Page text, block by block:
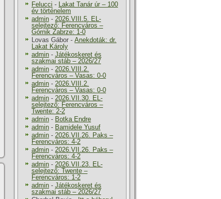
Felucci - Lakat Tanár úr – 100
év történelem
admin - 2026.VIII.5. EL-
selejtező: Ferencváros –
Górnik Zabrze: 1-0
Lovas Gábor - Anekdoták: dr.
Lakat Károly
admin - Játékoskeret és
szakmai stáb – 2026/27
admin - 2026.VIII.2.
Ferencváros – Vasas: 0-0
admin - 2026.VIII.2.
Ferencváros – Vasas: 0-0
admin - 2026.VII.30. EL-
selejtező: Ferencváros –
Twente: 2-2
admin - Botka Endre
admin - Bamidele Yusuf
admin - 2026.VII.26. Paks –
Ferencváros: 4-2
admin - 2026.VII.26. Paks –
Ferencváros: 4-2
admin - 2026.VII.23. EL-
selejtező: Twente –
Ferencváros: 1-2
admin - Játékoskeret és
szakmai stáb – 2026/27